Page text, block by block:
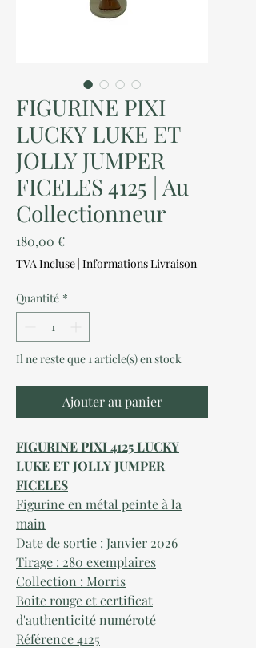
FIGURINE PIXI
LUCKY LUKE ET
JOLLY JUMPER
FICELES 4125 | Au
Collectionneur
180,00 €Prix
TVA Incluse | Informations Livraison
Quantité *
Il ne reste que 1 article(s) en stock
Ajouter au panier
FIGURINE PIXI 4125 LUCKY
LUKE ET JOLLY JUMPER
FICELES
Figurineen métal peinte à la
main
Date de sortie : Janvier 2026
Tirage : 280 exemplaires
Collection : Morris
Boite rouge et certificat
d'authenticité numéroté
Référence 4125